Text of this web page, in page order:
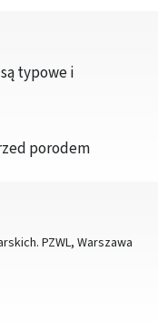
typowe i
porodem
PZWL, Warszawa